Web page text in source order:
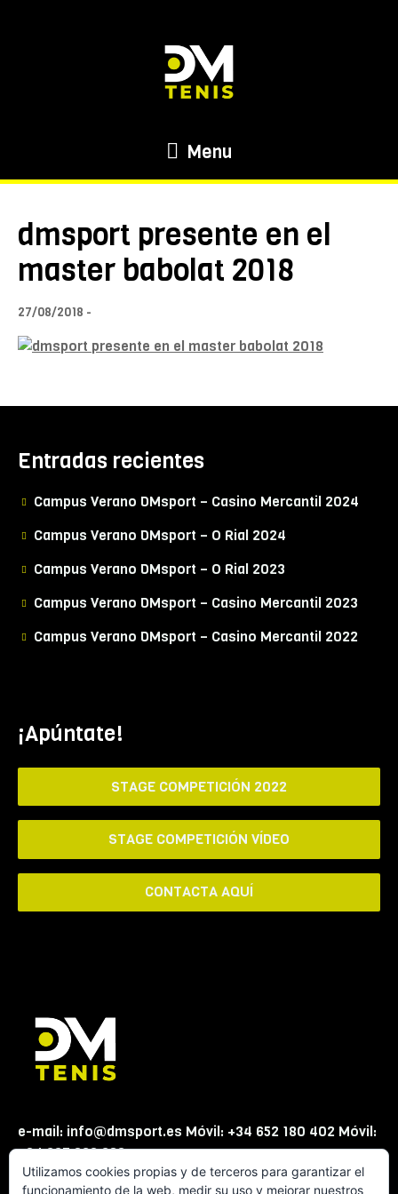
Menu
dmsport presente en el
master babolat 2018
27/08/2018
Entradas recientes
Campus Verano DMsport – Casino Mercantil 2024
Campus Verano DMsport – O Rial 2024
Campus Verano DMsport – O Rial 2023
Campus Verano DMsport – Casino Mercantil 2023
Campus Verano DMsport – Casino Mercantil 2022
¡Apúntate!
STAGE COMPETICIÓN 2022
STAGE COMPETICIÓN VÍDEO
CONTACTA AQUÍ
e-mail: info@dmsport.es Móvil: +34 652 180 402 Móvil:
+34 667 863 623
Utilizamos cookies propias y de terceros para garantizar el
funcionamiento de la web, medir su uso y mejorar nuestros